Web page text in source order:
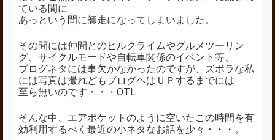
ている間に
あっという間に師走になってしまいました。
その間には仲間とのヒルクライムやグルメツーリン
グ、サイクルモードや自転車関係のイベント等、
ブログネタには事欠かなかったのですが、ズボラな私
には写真は撮れどもブログヘはＵＰするまでには
至ら無いのです・・・OTL
そんな中、エアポケットのように空いたこの時間を有
効利用するべく最近の小ネタなお話を少々・・・。